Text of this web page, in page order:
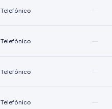
Telefónico
Telefónico
Telefónico
Telefónico
—
—
—
—